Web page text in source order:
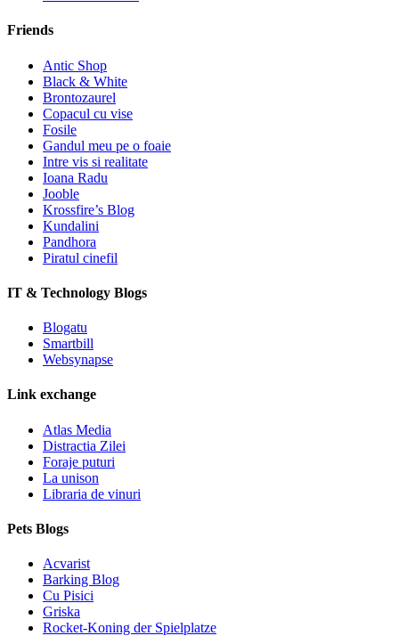
Friends
Antic Shop
Black & White
Brontozaurel
Copacul cu vise
Fosile
Gandul meu pe o foaie
Intre vis si realitate
Ioana Radu
Jooble
Krossfire’s Blog
Kundalini
Pandhora
Piratul cinefil
IT & Technology Blogs
Blogatu
Smartbill
Websynapse
Link exchange
Atlas Media
Distractia Zilei
Foraje puturi
La unison
Libraria de vinuri
Pets Blogs
Acvarist
Barking Blog
Cu Pisici
Griska
Rocket-Koning der Spielplatze